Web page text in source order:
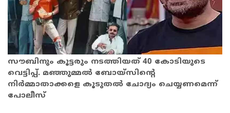
സൗബിനും കൂട്ടരും നടത്തിയത് 40 കോടിയുടെ
വെട്ടിപ്പ്. മഞ്ഞുമ്മൽ ബോയ്സിന്റെ
നിര്‍മ്മാതാക്കളെ കൂടുതൽ ചോദ്യം ചെയ്യണമെന്ന്
പോലീസ്